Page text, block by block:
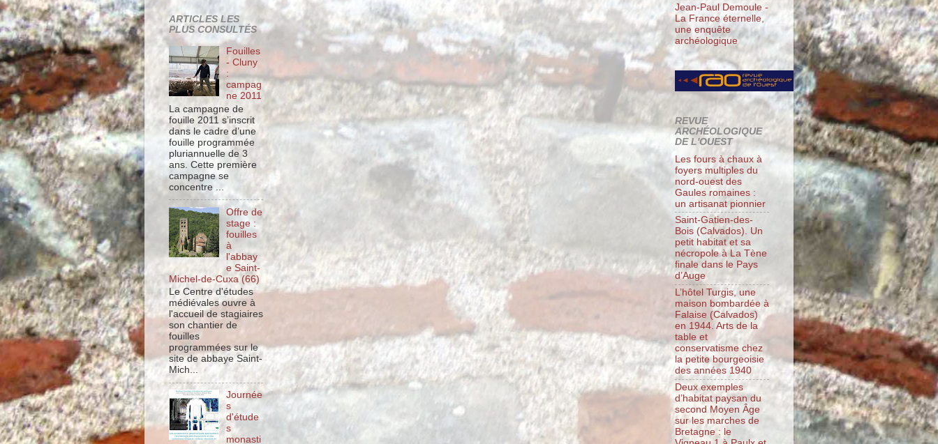
ARTICLES LES
PLUS CONSULTÉS
Fouilles
- Cluny
:
campag
ne 2011
La campagne de
fouille 2011 s’inscrit
dans le cadre d’une
fouille programmée
pluriannuelle de 3
ans. Cette première
campagne se
concentre ...
Offre de
stage :
fouilles
à
l'abbay
e Saint-
Michel-de-Cuxa (66)
Le Centre d'études
médiévales ouvre à
l'accueil de stagiaires
son chantier de
fouilles
programmées sur le
site de abbaye Saint-
Mich...
Journée
s
d'étude
s
monasti
Jean-Paul Demoule -
La France éternelle,
une enquête
archéologique
REVUE
ARCHÉOLOGIQUE
DE L'OUEST
Les fours à chaux à
foyers multiples du
nord-ouest des
Gaules romaines :
un artisanat pionnier
Saint-Gatien-des-
Bois (Calvados). Un
petit habitat et sa
nécropole à La Tène
finale dans le Pays
d’Auge
L’hôtel Turgis, une
maison bombardée à
Falaise (Calvados)
en 1944. Arts de la
table et
conservatisme chez
la petite bourgeoisie
des années 1940
Deux exemples
d’habitat paysan du
second Moyen Âge
sur les marches de
Bretagne : le